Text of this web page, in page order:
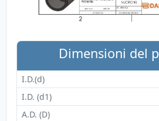
Dimensioni del
I.D.(d)
I.D. (d1)
A.D. (D)